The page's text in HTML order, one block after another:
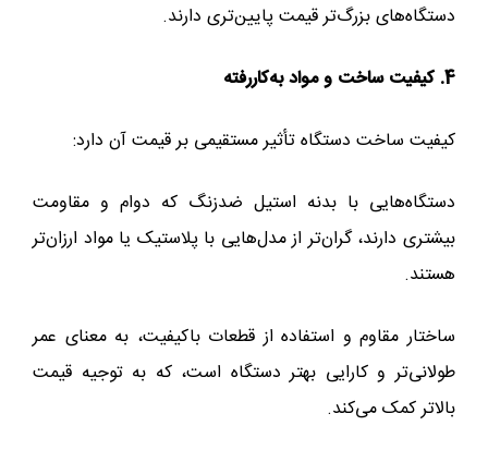
دستگاه‌های بزرگ‌تر قیمت پایین‌تری دارند.
4. کیفیت ساخت و مواد به‌کاررفته
کیفیت ساخت دستگاه تأثیر مستقیمی بر قیمت آن دارد:
دستگاه‌هایی با بدنه استیل ضدزنگ که دوام و مقاومت
بیشتری دارند، گران‌تر از مدل‌هایی با پلاستیک یا مواد ارزان‌تر
هستند.
ساختار مقاوم و استفاده از قطعات باکیفیت، به معنای عمر
طولانی‌تر و کارایی بهتر دستگاه است، که به توجیه قیمت
بالاتر کمک می‌کند.